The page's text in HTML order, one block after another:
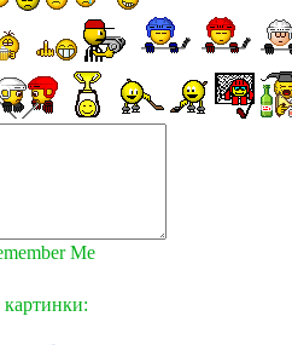
Me
картинки: